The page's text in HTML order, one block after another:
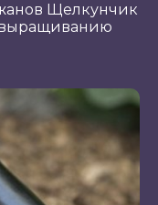
Щелкунчик
выращиванию